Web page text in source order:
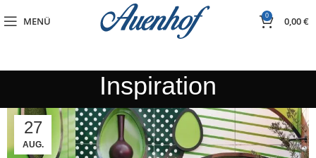
MENÜ 0 0,00€
Inspiration
27
AUG.